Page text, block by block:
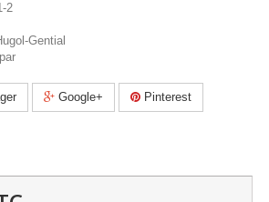
2
Gential
Google+ Pinterest